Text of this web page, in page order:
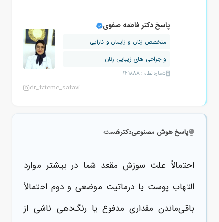
پاسخ دکتر فاطمه صفوی
متخصص زنان و زایمان و نازایی
و جراحی های زیبایی زنان
شماره نظام: 141888
dr_fateme_safavi
پاسخ هوش مصنوعیدکترهَست
احتمالاً علت سوزش مقعد شما در بیشتر موارد
التهاب پوست یا درماتیت موضعی و دوم احتمالاً
باقی‌ماندن مقداری مدفوع یا‌ رنگ‌دهی ناشی از